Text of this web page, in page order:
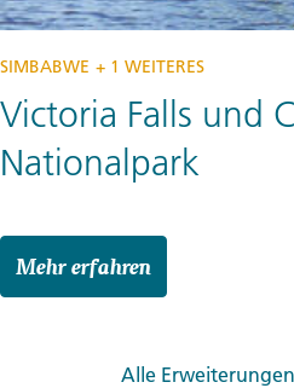
SIMBABWE + 1 WEITERES
Victoria Falls und
Nationalpark
Mehr erfahren
Alle